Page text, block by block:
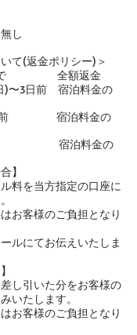
し
て(返金ポリシー)＞
まで 全額返金
前 宿泊料金の
宿泊料金の
料金の
】
を当方指定の口座に
客様のご負担となり
にてお伝えいたしま
引いた分をお客様の
いたします。
客様のご負担となり